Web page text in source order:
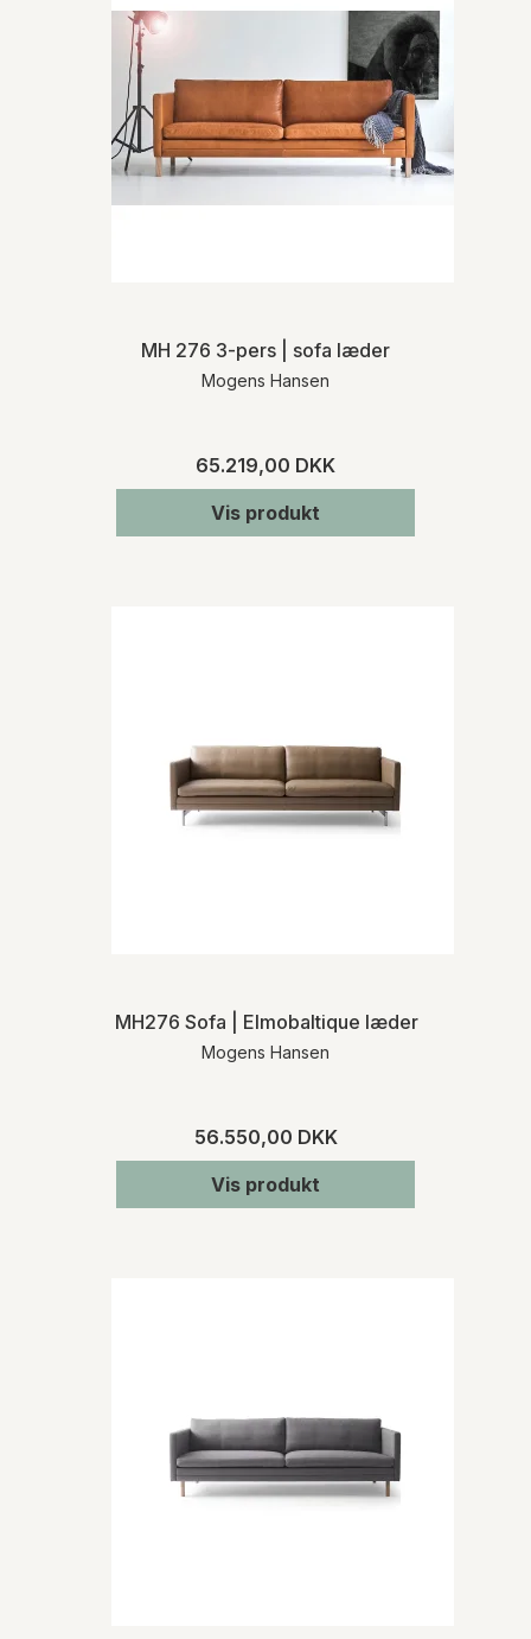
MH 276 3-pers | sofa læder
Mogens Hansen
65.219,00 DKK
Vis produkt
MH276 Sofa | Elmobaltique læder
Mogens Hansen
56.550,00 DKK
Vis produkt